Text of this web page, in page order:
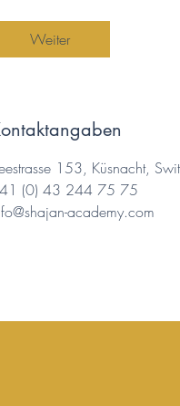
Weiter
153, Küsnacht,
(0) 43 244 75 75
academy.com